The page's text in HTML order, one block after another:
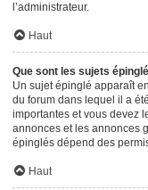
l’administrateur.
Haut
Que sont les sujets
Un sujet épinglé apparaît
du forum dans lequel il a
importantes et vous devez
annonces et les annonces
épinglés dépend des
Haut